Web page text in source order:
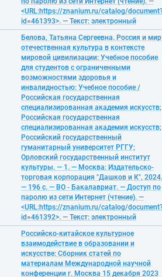
<URL:https://znanium.ru/catalog/
id=461393>. — Текст: электронный
Белова, Татьяна Сергеевна. Россия и
отечественная культура в контексте
мировой цивилизации: Учебное пособие
для студентов с ограниченными
возможностями здоровья и
инвалидностью: Учебное пособие /
Российская государственная
специализированная академия искусств;
Российская государственная
специализированная академия искусств;
Российский государственный
гуманитарный университет РГГУ;
Орловский государственный институт
культуры. — 1. — Москва: Издательско-
торговая корпорация "Дашков и К", 2024.
— 196 с. — ВО - Бакалавриат. — Доступ по
паролю из сети Интернет (чтение). —
<URL:https://znanium.ru/catalog/
id=461392>. — Текст: электронный
Российско-китайское культурное
взаимодействие в образовании и
искусстве: Сборник статей по
материалам Международной научной
конференции г. Москва 15 декабря 2023